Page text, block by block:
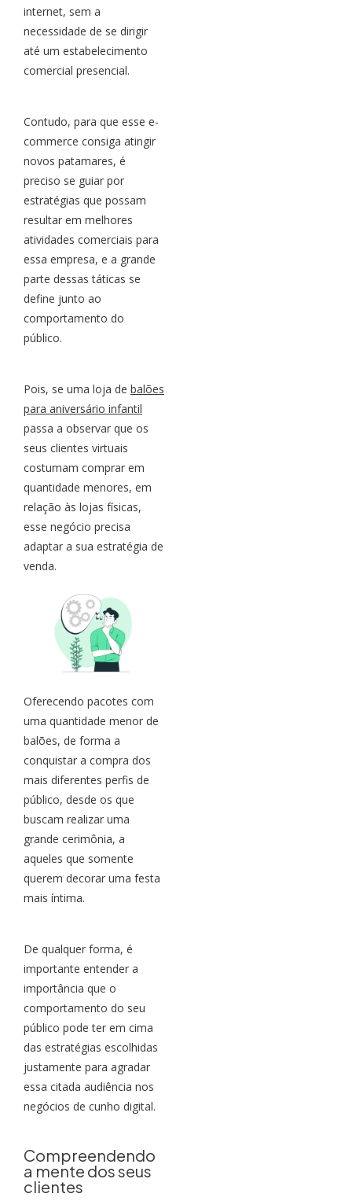
internet, sem a
necessidade de se dirigir
até um estabelecimento
comercial presencial.
Contudo, para que esse e-
commerce consiga atingir
novos patamares, é
preciso se guiar por
estratégias que possam
resultar em melhores
atividades comerciais para
essa empresa, e a grande
parte dessas táticas se
define junto ao
comportamento do
público.
Pois, se uma loja de balões
para aniversário infantil
passa a observar que os
seus clientes virtuais
costumam comprar em
quantidade menores, em
relação às lojas físicas,
esse negócio precisa
adaptar a sua estratégia de
venda.
Oferecendo pacotes com
uma quantidade menor de
balões, de forma a
conquistar a compra dos
mais diferentes perfis de
público, desde os que
buscam realizar uma
grande cerimônia, a
aqueles que somente
querem decorar uma festa
mais íntima.
De qualquer forma, é
importante entender a
importância que o
comportamento do seu
público pode ter em cima
das estratégias escolhidas
justamente para agradar
essa citada audiência nos
negócios de cunho digital.
Compreendendo
a mente dos seus
clientes